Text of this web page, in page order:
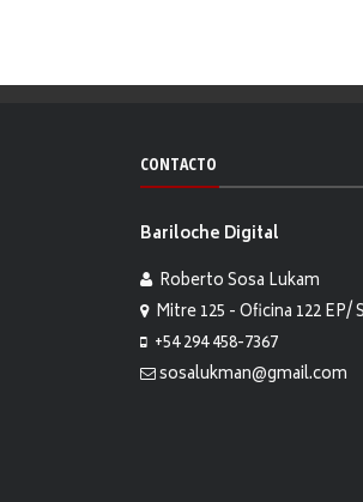
CONTACTO
Bariloche Digital
Roberto Sosa Lukam
Mitre 125 - Oficina 122 EP/
+54 294 458-7367
sosalukman@gmail.com